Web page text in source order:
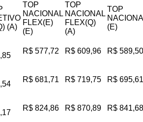
(A)
TOP
NACIONAL
FLEX(E)
(E)
TOP
NACIONAL
FLEX(Q)
(A)
TOP
(E)
R$ 577,72 R$ 609,96 R$ 589,50
R$ 681,71 R$ 719,75 R$ 695,61
R$ 824,86 R$ 870,89 R$ 841,68